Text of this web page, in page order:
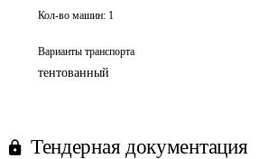
Кол-во машин: 1
Варианты транспорта
тентованный
Тендерная документация